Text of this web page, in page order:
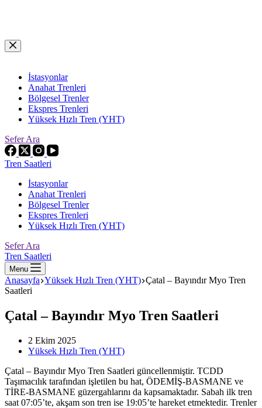
Skip
to
İstasyonlar
Anahat Trenleri
Bölgesel Trenler
Ekspres Trenleri
Yüksek Hızlı Tren (YHT)
Sefer Ara
Tren Saatleri
İstasyonlar
Anahat Trenleri
Bölgesel Trenler
Ekspres Trenleri
Yüksek Hızlı Tren (YHT)
Sefer Ara
Tren Saatleri
Menu
Anasayfa Yüksek Hızlı Tren (YHT) Çatal – Bayındır Myo Tren
Saatleri
Çatal – Bayındır Myo Tren Saatleri
2 Ekim 2025
Yüksek Hızlı Tren (YHT)
Çatal – Bayındır Myo Tren Saatleri güncellenmiştir. TCDD
Taşımacılık tarafından işletilen bu hat, ÖDEMİŞ-BASMANE ve
TİRE-BASMANE güzergahlarını da kapsamaktadır. Sabah ilk tren
saat 07:05’te, akşam son tren ise 19:05’te hareket etmektedir. Trenler